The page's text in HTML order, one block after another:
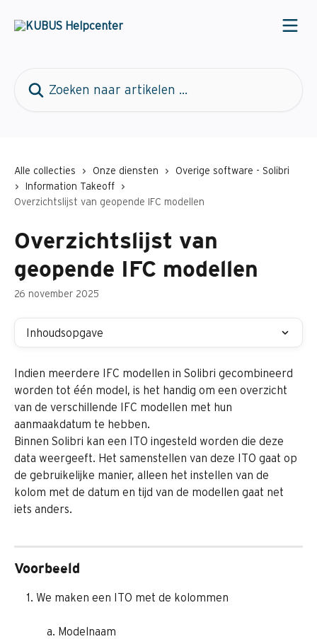
Alle collecties Onze diensten
Overige software - Solibri
Information Takeoff
Overzichtslijst van geopende IFC modellen
Overzichtslijst van
geopende IFC modellen
26 november 2025
Inhoudsopgave
Indien meerdere IFC modellen in Solibri gecombineerd
worden tot één model, is het handig om een overzicht
van de verschillende IFC modellen met hun
aanmaakdatum te hebben.
Binnen Solibri kan een ITO ingesteld worden die deze
data weergeeft. Het samenstellen van deze ITO gaat op
de gebruikelijke manier, alleen het instellen van de
kolom met de datum en tijd van de modellen gaat net
iets anders.
Voorbeeld
We maken een ITO met de kolommen
Modelnaam